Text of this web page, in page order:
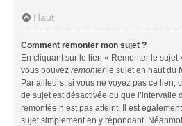
Haut
Comment remonter mon sujet ?
En cliquant sur le lien « Remonter le sujet
vous pouvez remonterle sujet en haut du
Par ailleurs, si vous ne voyez pas ce lien,
de sujet est désactivée ou que l’intervalle
remontée n’est pas atteint. Il est
sujet simplement en y répondant.